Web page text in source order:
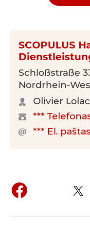
SCOPULUS
Schloßstraße
Nordrhein-
Olivier
***
*** El.